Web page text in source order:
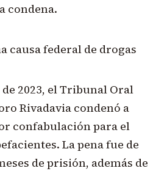
condena.
causa federal de drogas
2023, el Tribunal Oral
Rivadavia condenó a
confabulación para el
La pena fue de
de prisión, además de